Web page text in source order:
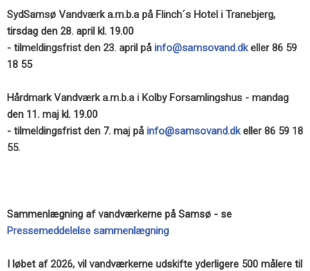
SydSamsø Vandværk a.m.b.a på Flinch´s Hotel i Tranebjerg,
tirsdag den 28. april kl. 19.00
- tilmeldingsfrist den 23. april på info@samsovand.dkeller86 59
18 55
Hårdmark Vandværk a.m.b.a i Kolby Forsamlingshus - mandag
den 11. maj kl. 19.00
- tilmeldingsfrist den 7. maj på info@samsovand.dkeller 86 59 18
55.
Sammenlægning af vandværkerne på Samsø - se
Pressemeddelelse sammenlægning
I løbet af 2026, vil vandværkerne udskifte yderligere 500 målere til